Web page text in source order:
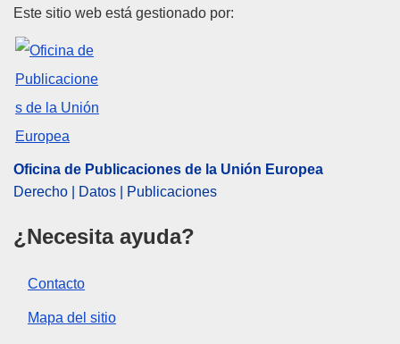
OJ : JOC_2021_165_R_0001
Oficina de Publicaciones de la
Este sitio web está gestionado por:
Oficina de Publicaciones de la Unión Europea
Derecho | Datos | Publicaciones
¿Necesita ayuda?
Contacto
Mapa del sitio